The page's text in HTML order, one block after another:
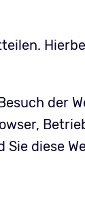
der
diese